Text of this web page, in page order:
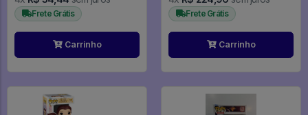
Frete Grátis
Carrinho
Frete Grátis
Carrinho